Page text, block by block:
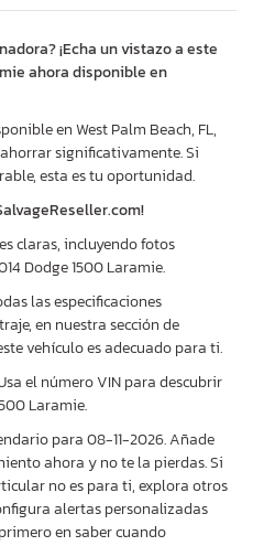
¡Echa un vistazo a este
ahora disponible en
en West Palm Beach, FL,
significativamente. Si
esta es tu oportunidad.
claras, incluyendo fotos
Dodge 1500 Laramie.
las especificaciones
en nuestra sección de
vehículo es adecuado para ti.
el número VIN para descubrir
Laramie.
para 08-11-2026. Añade
ahora y no te la pierdas. Si
no es para ti, explora otros
alertas personalizadas
en saber cuando